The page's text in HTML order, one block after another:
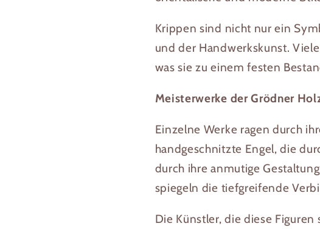
Krippen sind nicht nur ein
und der Handwerkskunst.
was sie zu einem festen
Meisterwerke der Grödner
Einzelne Werke ragen durch
handgeschnitzte Engel, die
durch ihre anmutige
spiegeln die tiefgreifende
Die Künstler, die diese